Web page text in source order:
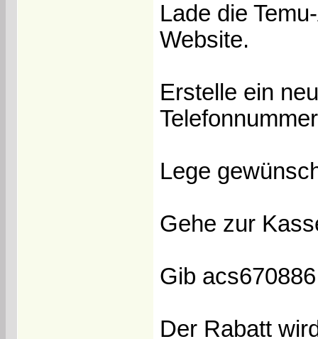
Lade die
Website.
Erstelle ein
Lege
Gehe zur
Gib
Der Rabatt